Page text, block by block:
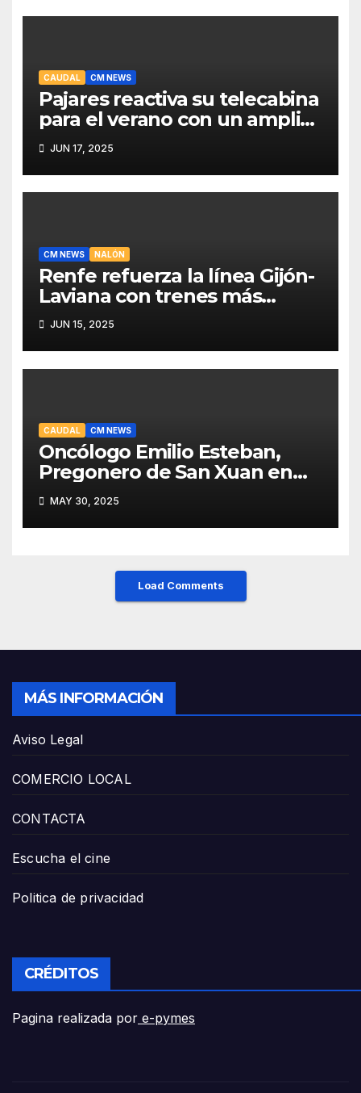
CAUDAL CM NEWS
Pajares reactiva su telecabina
para el verano con un amplio
programa de actividades
JUN 17, 2025
CM NEWS NALÓN
Renfe refuerza la línea Gijón-
Laviana con trenes más
fiables y mejor servicio para
recuperar viajeros
JUN 15, 2025
CAUDAL CM NEWS
Oncólogo Emilio Esteban,
Pregonero de San Xuan en
Mieres: Un Honor para Turón
y el HUCA
MAY 30, 2025
Load Comments
MÁS INFORMACIÓN
Aviso Legal
COMERCIO LOCAL
CONTACTA
Escucha el cine
Politica de privacidad
CRÉDITOS
Pagina realizada por e-pymes